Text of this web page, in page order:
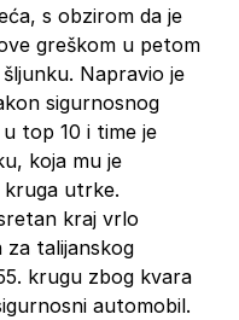
s obzirom da je
greškom u petom
Napravio je
sigurnosnog
top 10 i time je
koja mu je
kruga utrke.
kraj vrlo
talijanskog
krugu zbog kvara
automobil.